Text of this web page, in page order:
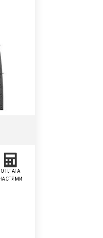
ОПЛАТА